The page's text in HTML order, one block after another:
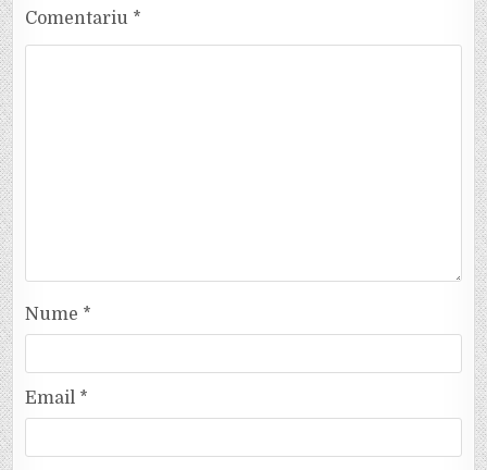
Comentariu *
Nume *
Email *